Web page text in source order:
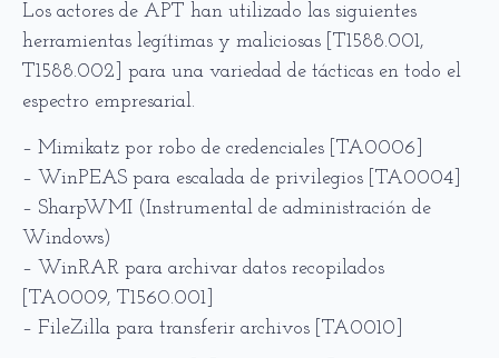
Los actores de APT han utilizado las siguientes
herramientas legítimas y maliciosas [T1588.001,
T1588.002] para una variedad de tácticas en todo el
espectro empresarial.
– Mimikatz por robo de credenciales [TA0006]
– WinPEAS para escalada de privilegios [TA0004]
– SharpWMI (Instrumental de administración de
Windows)
– WinRAR para archivar datos recopilados
[TA0009, T1560.001]
– FileZilla para transferir archivos [TA0010]